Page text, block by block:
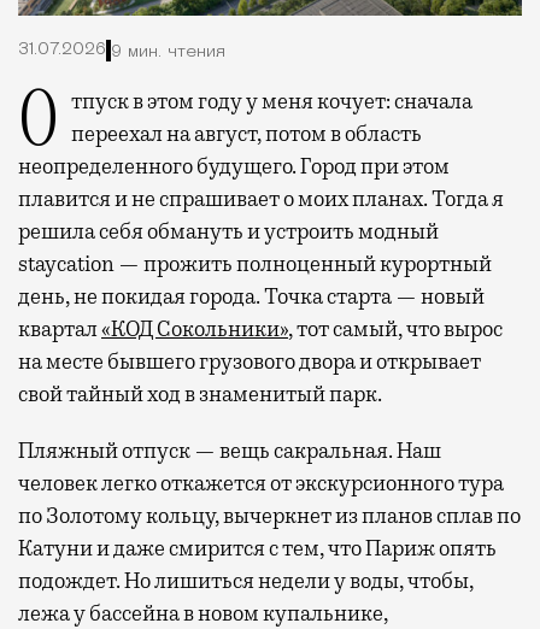
31.07.2026 9 мин. чтения
Отпуск в этом году у меня кочует: сначала переехал на август, потом в область
неопределенного будущего. Город при этом
плавится и не спрашивает о моих планах. Тогда я
решила себя обмануть и устроить модный
staycation — прожить полноценный курортный
день, не покидая города. Точка старта — новый
квартал«КОД Сокольники», тот самый, что вырос
на месте бывшего грузового двора и открывает
свой тайный ход в знаменитый парк.
Пляжный отпуск — вещь сакральная. Наш
человек легко откажется от экскурсионного тура
по Золотому кольцу, вычеркнет из планов сплав по
Катуни и даже смирится с тем, что Париж опять
подождет. Но лишиться недели у воды, чтобы,
лежа у бассейна в новом купальнике,